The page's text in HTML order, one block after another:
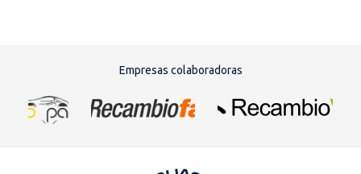
Empresas colaboradoras